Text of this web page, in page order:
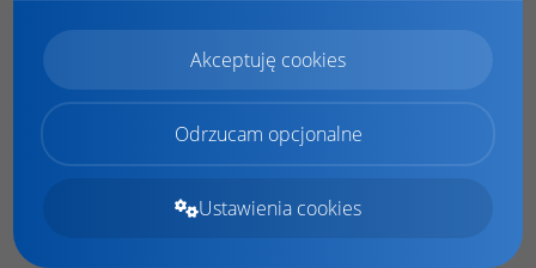
Harmonogram
Jak segregować?
PSZOK
Adresy
Sygnalista
Akceptuję cookies
Odrzucam opcjonalne
Ustawienia cookies